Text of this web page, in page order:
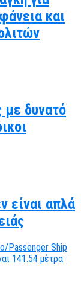
και
με δυνατό
είναι απλά